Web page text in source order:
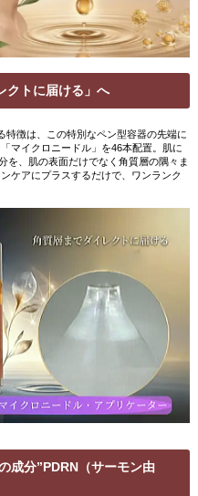
クトに届ける」へ
特徴は、この特別なペン型容器の先端に
マイクロニードル」を46本配置。肌に
を、肌の表面だけでなく角質層の隅々ま
ケアにプラスするだけで、ワンランク
成分”PDRN（サーモン由